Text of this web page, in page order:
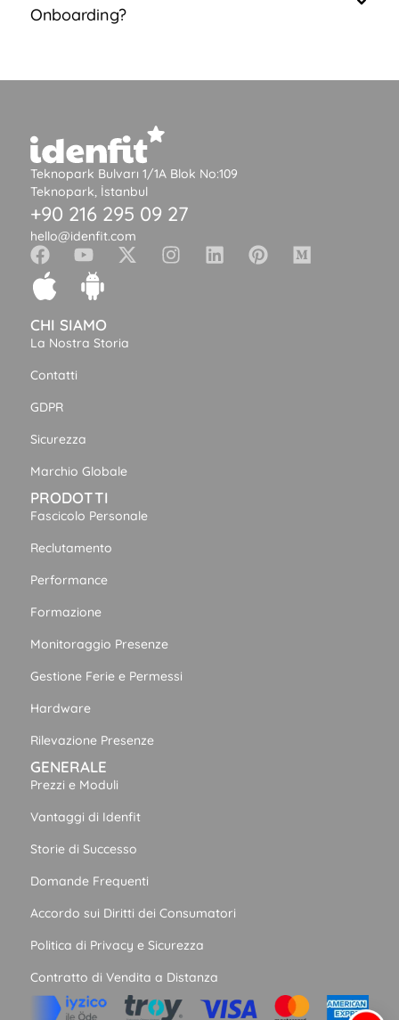
Onboarding?
Teknopark Bulvarı 1/1A Blok No:109
Teknopark, İstanbul
+90 216 295 09 27
hello@idenfit.com
CHI SIAMO
La Nostra Storia
Contatti
GDPR
Sicurezza
Marchio Globale
PRODOTTI
Fascicolo Personale
Reclutamento
Performance
Formazione
Monitoraggio Presenze
Gestione Ferie e Permessi
Hardware
Rilevazione Presenze
GENERALE
Prezzi e Moduli
Vantaggi di Idenfit
Storie di Successo
Domande Frequenti
Accordo sui Diritti dei Consumatori
Politica di Privacy e Sicurezza
Contratto di Vendita a Distanza